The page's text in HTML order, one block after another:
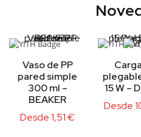
Vaso de PP
pared simple
300 ml –
BEAKER
Desde1,51€
15 W –
Desde